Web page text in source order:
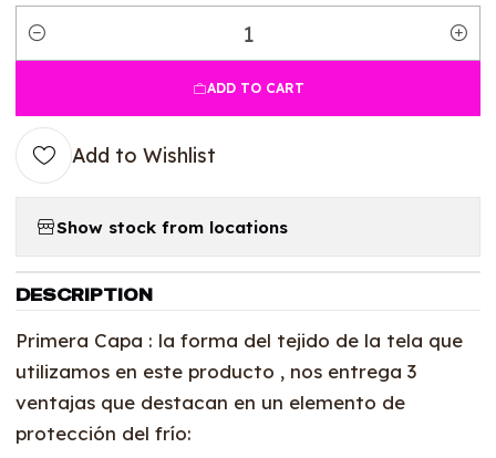
Quantity
ADD TO CART
Add to Wishlist
Show stock from locations
DESCRIPTION
Primera Capa : la forma del tejido de la tela que
utilizamos en este producto , nos entrega 3
ventajas que destacan en un elemento de
protección del frío: